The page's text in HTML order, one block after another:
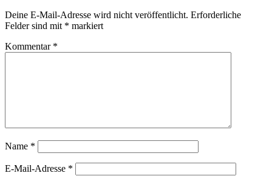
Deine E-Mail-Adresse wird nicht veröffentlicht. Erforderliche
Felder sind mit * markiert
Kommentar *
Name *
E-Mail-Adresse *